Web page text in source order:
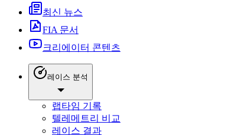
최신 뉴스
FIA 문서
크리에이터 콘텐츠
레이스 분석
랩타임 기록
텔레메트리 비교
레이스 결과